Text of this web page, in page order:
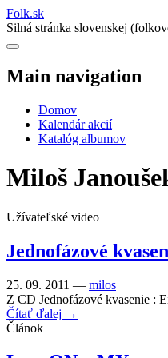
Folk.sk
Silná stránka slovenskej
Main navigation
Domov
Kalendár akcií
Katalóg albumov
Miloš
Užívateľské video
Jednofázové
25. 09. 2011 — milos
Z CD Jednofázové kvasenie :
Čítať ďalej →
Článok